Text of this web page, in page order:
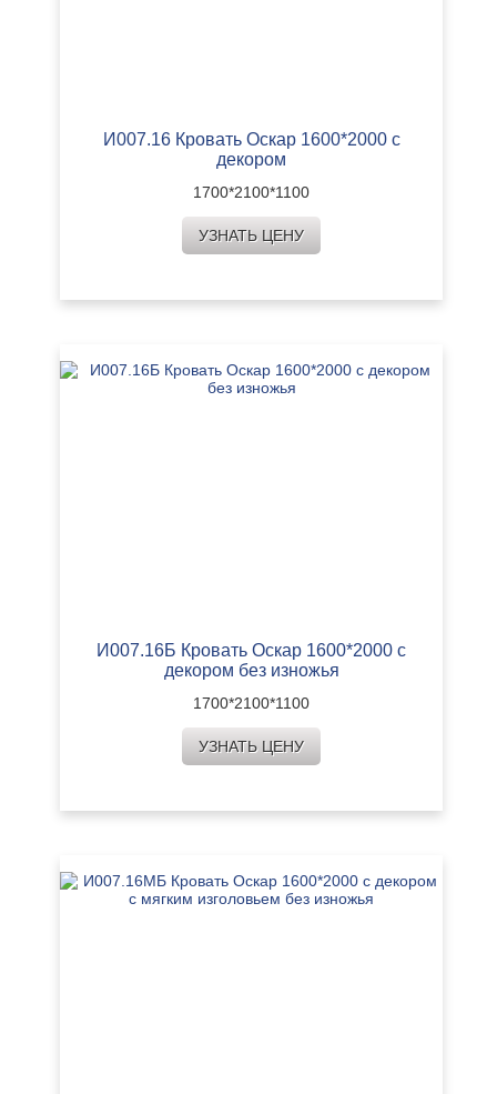
И007.16 Кровать Оскар 1600*2000 с
декором
1700*2100*1100
УЗНАТЬ ЦЕНУ
И007.16Б Кровать Оскар 1600*2000 с
декором без изножья
1700*2100*1100
УЗНАТЬ ЦЕНУ